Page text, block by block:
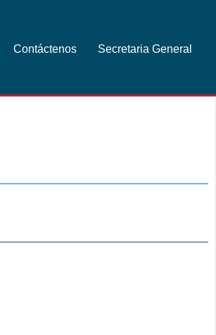
Contáctenos Secretaria General